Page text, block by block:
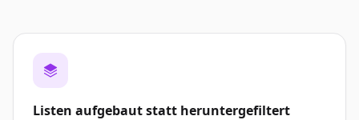
Listen aufgebaut statt heruntergefiltert